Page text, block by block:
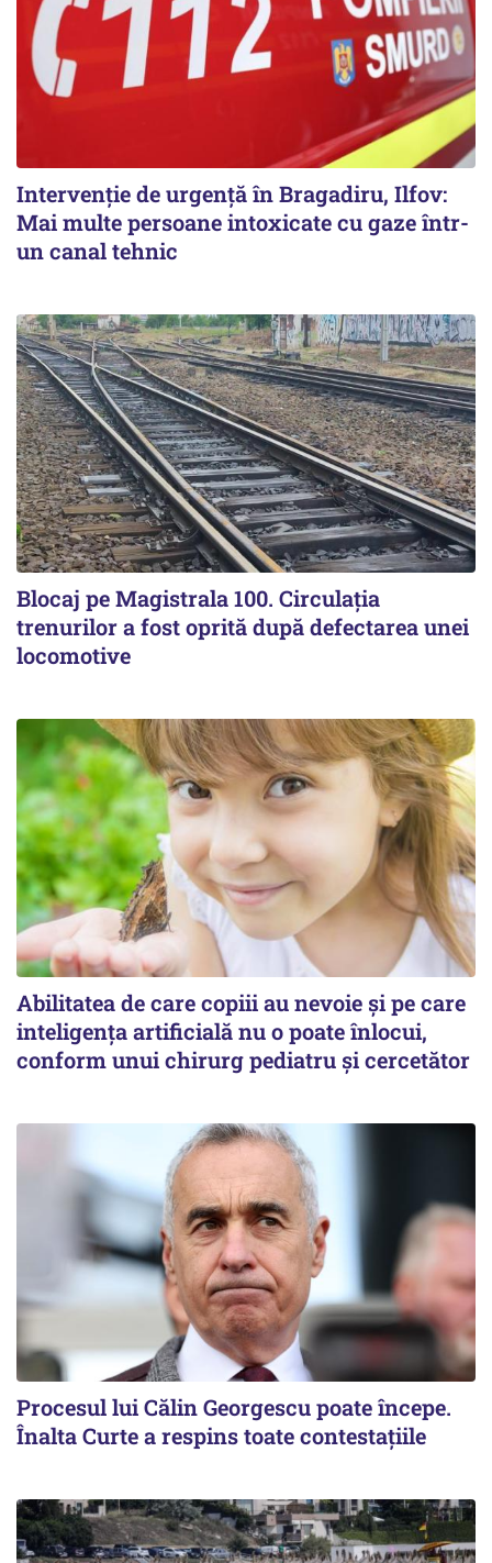
Intervenție de urgență în Bragadiru, Ilfov:
Mai multe persoane intoxicate cu gaze într-
un canal tehnic
Blocaj pe Magistrala 100. Circulația
trenurilor a fost oprită după defectarea unei
locomotive
Abilitatea de care copiii au nevoie și pe care
inteligența artificială nu o poate înlocui,
conform unui chirurg pediatru și cercetător
Procesul lui Călin Georgescu poate începe.
Înalta Curte a respins toate contestațiile